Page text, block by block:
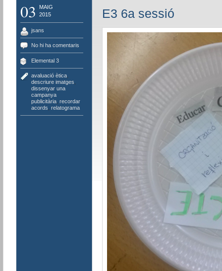
03
MAIG
2015
jsans
No hi ha comentaris
Elemental 3
avaluació ètica,
descriure imatges
dissenyar una
campanya
publicitària, recordar
acords relatograma
E3 6a sessió